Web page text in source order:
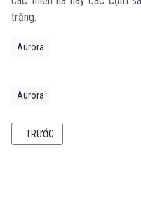
trăng.
Aurora
Aurora
BÀI VIẾT TRƯỚC: ĐIỂM PHÂN,
TRƯỚC